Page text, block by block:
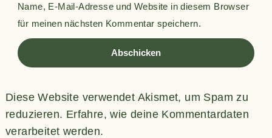
Name, E-Mail-Adresse und Website in diesem Browser
für meinen nächsten Kommentar speichern.
Diese Website verwendet Akismet, um Spam zu
reduzieren. Erfahre, wie deine Kommentardaten
verarbeitet werden.